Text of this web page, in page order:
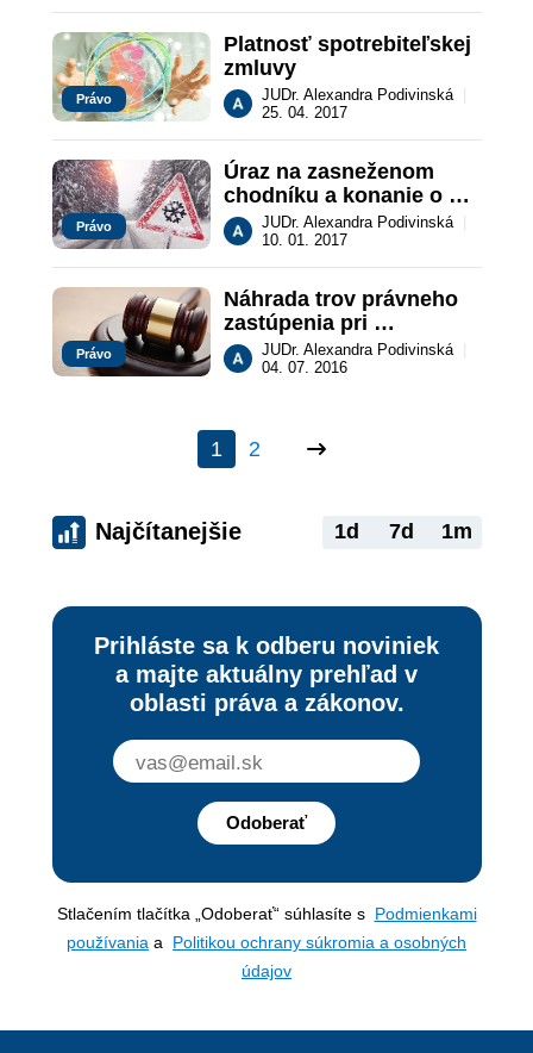
Právo
Platnosť spotrebiteľskej
zmluvy
JUDr. Alexandra Podivinská
25. 04. 2017
Právo
Úraz na zasneženom
chodníku a konanie o
náhrade škody
JUDr. Alexandra Podivinská
10. 01. 2017
Právo
Náhrada trov právneho
zastúpenia pri
zastupovaní viacerých
klientov
JUDr. Alexandra Podivinská
04. 07. 2016
1 2
Najčítanejšie 1d 7d 1m
Prihláste sa k odberu noviniek
a majte aktuálny prehľad v
oblasti práva a zákonov.
Odoberať
Stlačením tlačítka „Odoberať“ súhlasíte s Podmienkami
používania a Politikou ochrany súkromia a osobných
údajov